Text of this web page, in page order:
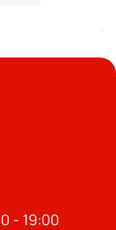
- 19:00